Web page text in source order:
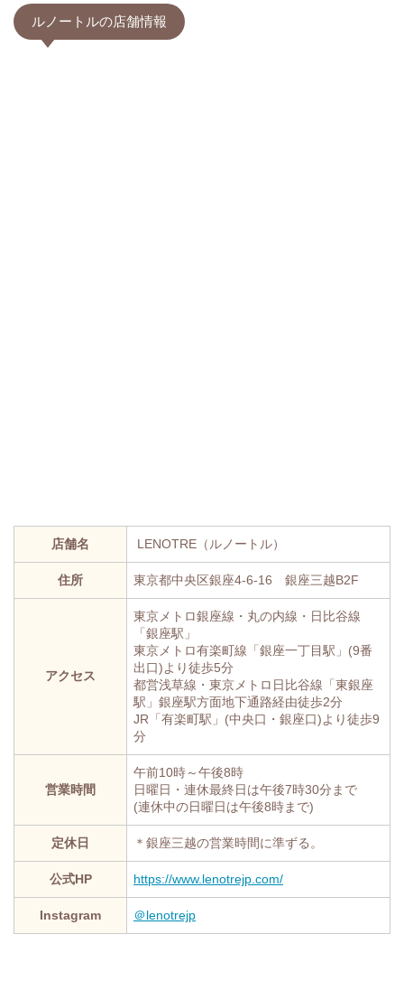
ルノートルの店舗情報
店舗名 LENOTRE（ルノートル）
住所 東京都中央区銀座4-6-16 銀座三越B2F
アクセス
東京メトロ銀座線・丸の内線・日比谷線
「銀座駅」
東京メトロ有楽町線「銀座一丁目駅」(9番
出口)より徒歩5分
都営浅草線・東京メトロ日比谷線「東銀座
駅」銀座駅方面地下通路経由徒歩2分
JR「有楽町駅」(中央口・銀座口)より徒歩9
分
営業時間
午前10時～午後8時
日曜日・連休最終日は午後7時30分まで
(連休中の日曜日は午後8時まで)
定休日 ＊銀座三越の営業時間に準ずる。
公式HP https://www.lenotrejp.com/
Instagram ＠lenotrejp